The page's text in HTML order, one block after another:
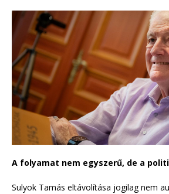
A folyamat nem egyszerű, de a
Sulyok Tamás eltávolítása jogilag nem